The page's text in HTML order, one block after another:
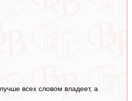
всех словом владеет, а